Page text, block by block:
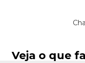
Veja o que